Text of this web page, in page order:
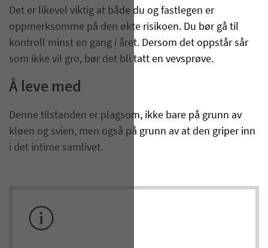
Det er likevel viktig at både du og fastlegen er
oppmerksomme på den økte risikoen. Du bør gå til
kontroll minst en gang i året. Dersom det oppstår sår
som ikke vil gro, bør det bli tatt en vevsprøve.
Å leve med
Denne tilstanden er plagsom, ikke bare på grunn av
kløen og svien, men også på grunn av at den griper inn
i det intime samlivet.